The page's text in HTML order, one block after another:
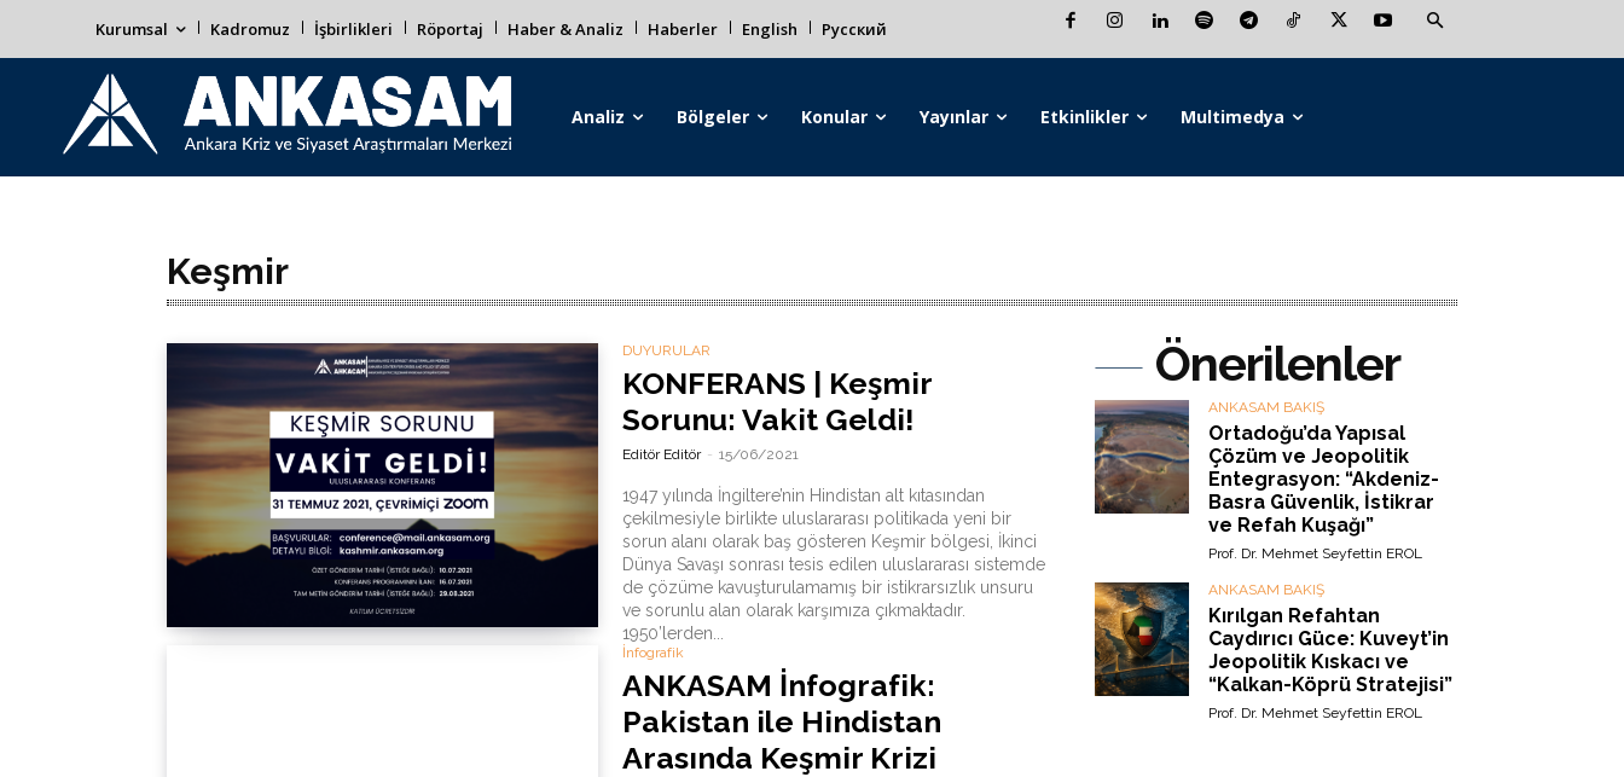
Kurumsal Kadromuz İşbirlikleri Röportaj Haber & Analiz Haberler English Русский
Analiz Bölgeler Konular Yayınlar Etkinlikler Multimedya
Keşmir
DUYURULAR
KONFERANS | Keşmir
Sorunu: Vakit Geldi!
Editör Editör - 15/06/2021
1947 yılında İngiltere’nin Hindistan alt kıtasından
çekilmesiyle birlikte uluslararası politikada yeni bir
sorun alanı olarak baş gösteren Keşmir bölgesi, İkinci
Dünya Savaşı sonrası tesis edilen uluslararası sistemde
de çözüme kavuşturulamamış bir istikrarsızlık unsuru
ve sorunlu alan olarak karşımıza çıkmaktadır.
1950’lerden...
İnfografik
ANKASAM İnfografik:
Pakistan ile Hindistan
Arasında Keşmir Krizi
Önerilenler
ANKASAM BAKIŞ
Ortadoğu’da Yapısal
Çözüm ve Jeopolitik
Entegrasyon: “Akdeniz-
Basra Güvenlik, İstikrar
ve Refah Kuşağı”
Prof. Dr. Mehmet Seyfettin EROL
ANKASAM BAKIŞ
Kırılgan Refahtan
Caydırıcı Güce: Kuveyt’in
Jeopolitik Kıskacı ve
“Kalkan-Köprü Stratejisi”
Prof. Dr. Mehmet Seyfettin EROL